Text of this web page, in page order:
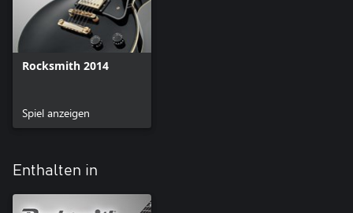
Rocksmith 2014
Spiel anzeigen
Enthalten in